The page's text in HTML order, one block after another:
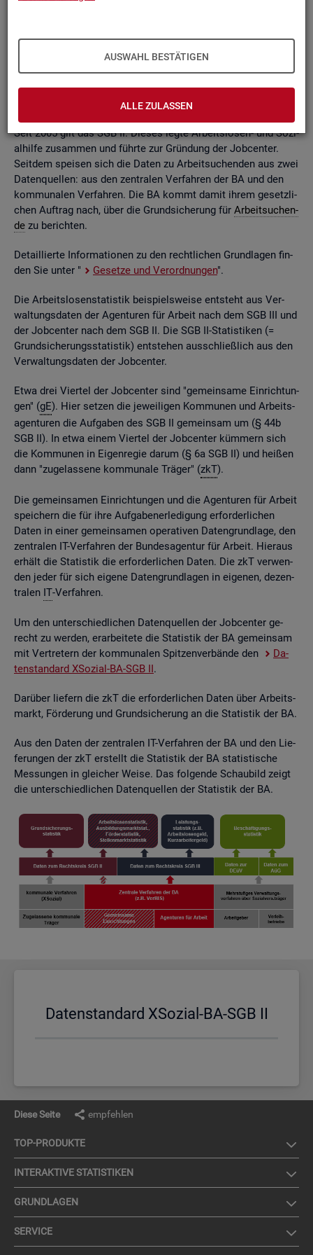
AUSWAHL BESTÄTIGEN
ALLE ZULASSEN
Grund­la­ge kön­nen Be­stän­de, Zu- und Ab­gän­ge,Dau­ern, Leis­
tungs­hö­hen und viele an­de­re sta­tis­ti­sche Mess­grö­ßen er­mit­
telt wer­den. Die Werte lie­gen re­gio­nal tief ge­glie­dert und
nach viel­fäl­ti­gen so­zio­de­mo­gra­fi­schen und er­werbs­bio­gra­fi­
Seit 2005 gilt das SGB II. Die­ses legte Ar­beits­lo­sen- und So­zi­
al­hil­fe zu­sam­men und führ­te zur Grün­dung der Job­cen­ter.
Seit­dem spei­sen sich die Daten zu Ar­beit­su­chen­den aus zwei
Da­ten­quel­len: aus den zen­tra­len Ver­fah­ren der BA und den
kom­mu­na­len Ver­fah­ren. Die BA kommt damit ihrem ge­setz­li­
chen Auf­trag nach, über die Grund­si­che­rung für Ar­beit­su­chen­
de zu be­rich­ten.
De­tail­lier­te In­for­ma­tio­nen zu den recht­li­chen Grund­la­gen fin­
den Sie unter "
Ge­set­ze und Ver­ord­nun­gen".
Die Ar­beits­lo­sen­sta­tis­tik bei­spiels­wei­se ent­steht aus Ver­
wal­tungs­da­ten der Agen­tu­ren für Ar­beit nach dem SGB III und
der Job­cen­ter nach dem SGB II. Die SGB II-Sta­tis­ti­ken (=
Grund­si­che­rungs­sta­tis­tik) ent­ste­hen aus­schlie­ß­lich aus den
Ver­wal­tungs­da­ten der Job­cen­ter.
Etwa drei Vier­tel der Job­cen­ter sind "ge­mein­sa­me Ein­rich­tun­
gen" (gE). Hier set­zen die je­wei­li­gen Kom­mu­nen und Ar­beits­
agen­tu­ren die Auf­ga­ben des SGB II ge­mein­sam um (§ 44b
SGB II). In etwa einem Vier­tel der Job­cen­ter küm­mern sich
die Kom­mu­nen in Ei­gen­re­gie darum (§ 6a SGB II) und hei­ßen
dann "zu­ge­las­se­ne kom­mu­na­le Trä­ger" (zkT).
Die ge­mein­sa­men Ein­rich­tun­gen und die Agen­tu­ren für Ar­beit
spei­chern die für ihre Auf­ga­ben­er­le­di­gung er­for­der­li­chen
Daten in einer ge­mein­sa­men ope­ra­ti­ven Da­ten­grund­la­ge, den
zen­tra­len IT-Ver­fah­ren der Bun­des­agen­tur für Ar­beit. Hier­aus
er­hält die Sta­tis­tik die er­for­der­li­chen Daten. Die zkT ver­wen­
den jeder für sich ei­ge­ne Da­ten­grund­la­gen in ei­ge­nen, de­zen­
tra­len IT-Ver­fah­ren.
Um den un­ter­schied­li­chen Da­ten­quel­len der Job­cen­ter ge­
recht zu wer­den, er­ar­bei­te­te die Sta­tis­tik der BA ge­mein­sam
mit Ver­tre­tern der kom­mu­na­len Spit­zen­ver­bän­de den
Da­
ten­stan­dard XSo­zi­al-BA-SGB II.
Dar­über lie­fern die zkT die er­for­der­li­chen Daten über Ar­beits­
markt, För­de­rung und Grund­si­che­rung an die Sta­tis­tik der BA.
Aus den Daten der zen­tra­len IT-Ver­fah­ren der BA und den Lie­
fe­run­gen der zkT er­stellt die Sta­tis­tik der BA sta­tis­ti­sche
Mes­sun­gen in glei­cher Weise. Das fol­gen­de Schau­bild zeigt
die un­ter­schied­li­chen Da­ten­quel­len der Sta­tis­tik der BA.
Da­ten­stan­dard XSo­zi­al-BA-SGB II
Diese Seite empfehlen
TOP-PRO­DUK­TE
IN­TER­AK­TI­VE STA­TIS­TI­KEN
GRUND­LA­GEN
SER­VICE